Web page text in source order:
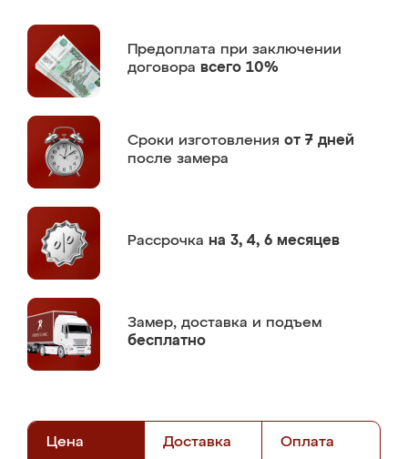
Предоплата при заключении
договора всего 10%
Сроки изготовления от 7 дней
после замера
Рассрочка на 3, 4, 6 месяцев
Замер, доставка и подъем
бесплатно
Цена Доставка Оплата